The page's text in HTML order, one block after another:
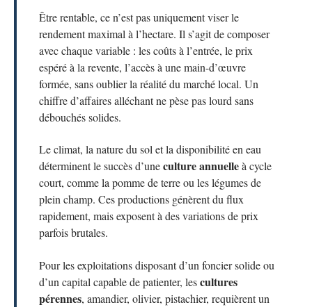
Être rentable, ce n’est pas uniquement viser le
rendement maximal à l’hectare. Il s’agit de composer
avec chaque variable : les coûts à l’entrée, le prix
espéré à la revente, l’accès à une main-d’œuvre
formée, sans oublier la réalité du marché local. Un
chiffre d’affaires alléchant ne pèse pas lourd sans
débouchés solides.
Le climat, la nature du sol et la disponibilité en eau
déterminent le succès d’uneculture annuelleà cycle
court, comme la pomme de terre ou les légumes de
plein champ. Ces productions génèrent du flux
rapidement, mais exposent à des variations de prix
parfois brutales.
Pour les exploitations disposant d’un foncier solide ou
d’un capital capable de patienter, lescultures
pérennes, amandier, olivier, pistachier, requièrent un